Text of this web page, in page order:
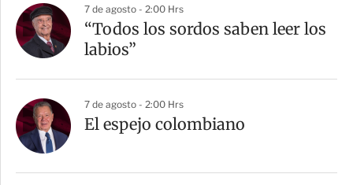
7 de agosto - 2:00 Hrs
“Todos los sordos saben leer los
labios”
7 de agosto - 2:00 Hrs
El espejo colombiano